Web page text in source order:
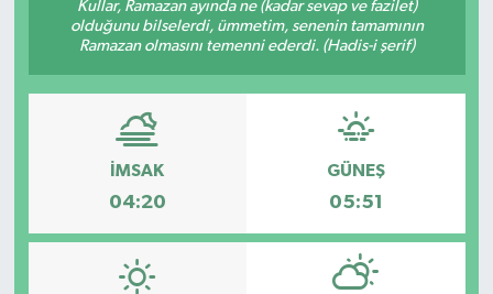
Kullar, Ramazan ayında ne (kadar sevap ve fazilet)
olduğunu bilselerdi, ümmetim, senenin tamamının
Ramazan olmasını temenni ederdi. (Hadis-i şerif)
İMSAK
04:20
GÜNEŞ
05:51